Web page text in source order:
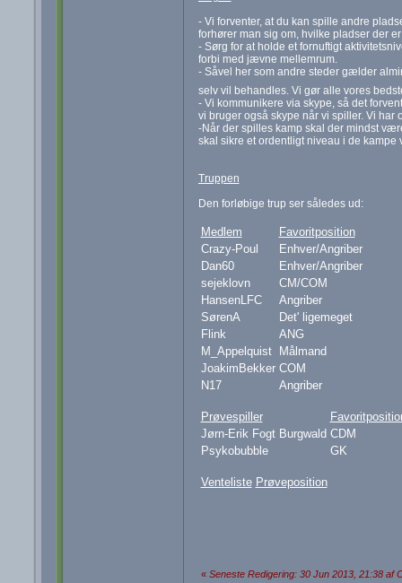
- Vi forventer, at du kan spille andre
forhører man sig om, hvilke pladser der
- Sørg for at holde et fornuftigt
forbi med jævne mellemrum.
- Såvel her som andre steder gælder
selv vil behandles. Vi gør alle vores
- Vi kommunikere via skype, så det
vi bruger også skype når vi spiller. Vi
-Når der spilles kamp skal der mindst
skal sikre et ordentligt niveau i de kampe
Truppen
Den forløbige trup ser således ud:
Medlem
Favoritposition
Crazy-Poul
Enhver/Angriber
Dan60
Enhver/Angriber
sejeklovn
CM/COM
HansenLFC
Angriber
SørenA
Det' ligemeget
Flink
ANG
M_Appelquist
Målmand
JoakimBekker COM
N17
Angriber
Prøvespiller
Jørn-Erik Fogt Burgwald CDM
Psykobubble
GK
Venteliste Prøveposition
« Seneste Redigering: 30 Jun 2013, 21:38 af